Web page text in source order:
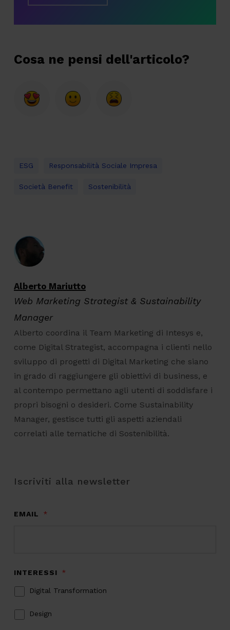
Cosa ne pensi dell'articolo?
ESG Responsabilità Sociale Impresa
Società Benefit Sostenibilità
Alberto Mariutto
Web Marketing Strategist & Sustainability
Manager
Alberto coordina il Team Marketing di Intesys e,
come Digital Strategist, accompagna i clienti nello
sviluppo di progetti di Digital Marketing che siano
in grado di raggiungere gli obiettivi di business, e
al contempo permettano agli utenti di soddisfare i
propri bisogni o desideri. Come Sustainability
Manager, gestisce tutti gli aspetti aziendali
correlati alle tematiche di Sostenibilità.
Iscriviti alla newsletter
EMAIL *
INTERESSI *
Digital Transformation
Design